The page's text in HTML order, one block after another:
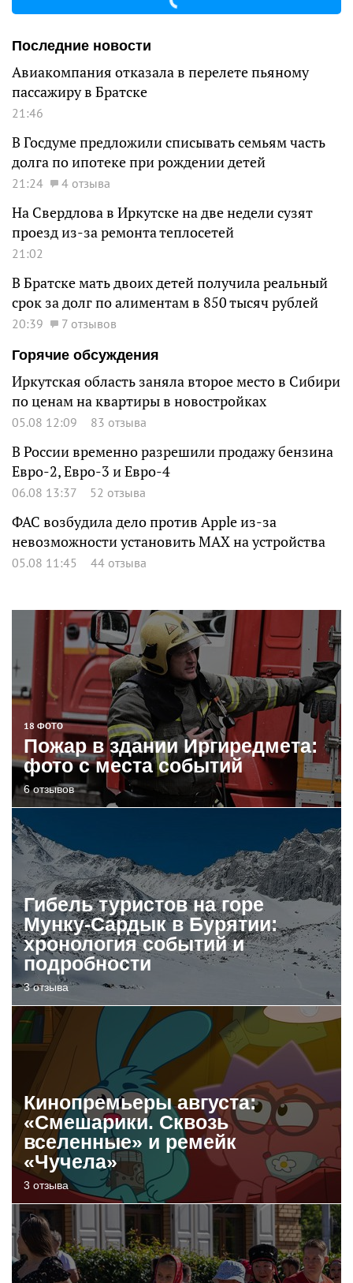
Последние новости
Авиакомпания отказала в перелете пьяному
пассажиру в Братске
21:46
В Госдуме предложили списывать семьям часть
долга по ипотеке при рождении детей
21:24 4 отзыва
На Свердлова в Иркутске на две недели сузят
проезд из-за ремонта теплосетей
21:02
В Братске мать двоих детей получила реальный
срок за долг по алиментам в 850 тысяч рублей
20:39
7 отзывов
Горячие обсуждения
Иркутская область заняла второе место в Сибири
по ценам на квартиры в новостройках
05.08 12:09 83 отзыва
В России временно разрешили продажу бензина
Евро-2, Евро-3 и Евро-4
06.08 13:37 52 отзыва
ФАС возбудила дело против Apple из-за
невозможности установить MAX на устройства
05.08 11:45 44 отзыва
18 ФОТО
Пожар в здании Иргиредмета:
фото с места событий
6 отзывов
Гибель туристов на горе
Мунку-Сардык в Бурятии:
хронология событий и
подробности
3 отзыва
Кинопремьеры августа:
«Смешарики. Сквозь
вселенные» и ремейк
«Чучела»
3 отзыва